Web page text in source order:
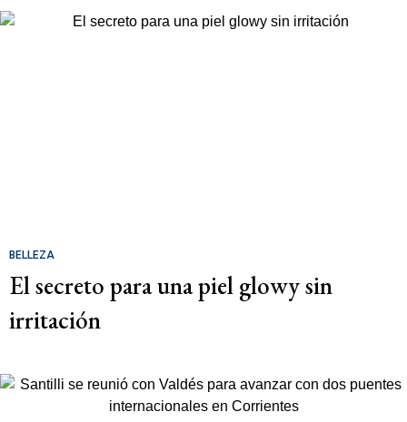
BELLEZA
El secreto para una piel glowy sin
irritación